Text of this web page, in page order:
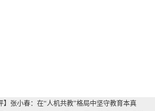
】张小春：在“人机共教”格局中坚守教育本真